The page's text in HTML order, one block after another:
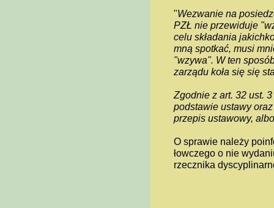
"Wezwanie na
PZŁ nie przewiduje
celu składania
mną spotkać, musi
"wzywa". W ten
zarządu koła się się
Zgodnie z art. 32 ust.
podstawie ustawy
przepis ustawowy,
O sprawie należy
łowczego o nie
rzecznika